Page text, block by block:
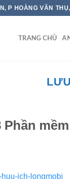
P HOÀNG VĂN
TRANG CHỦ
Phần